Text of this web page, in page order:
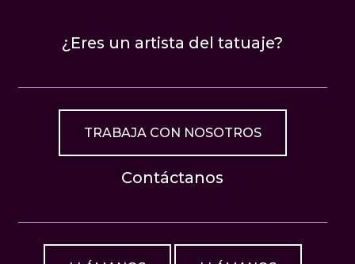
¿Eres un artista del tatuaje?
TRABAJA CON NOSOTROS
Contáctanos